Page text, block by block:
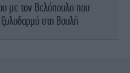
με τον Βελόπουλο που
στη Βουλή